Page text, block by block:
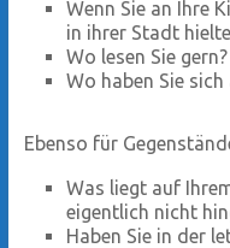
Wenn Sie an Ihre
in ihrer Stadt
Wo lesen Sie gern?
Wo haben Sie
Ebenso für
Was liegt auf
eigentlich nicht
Haben Sie in der